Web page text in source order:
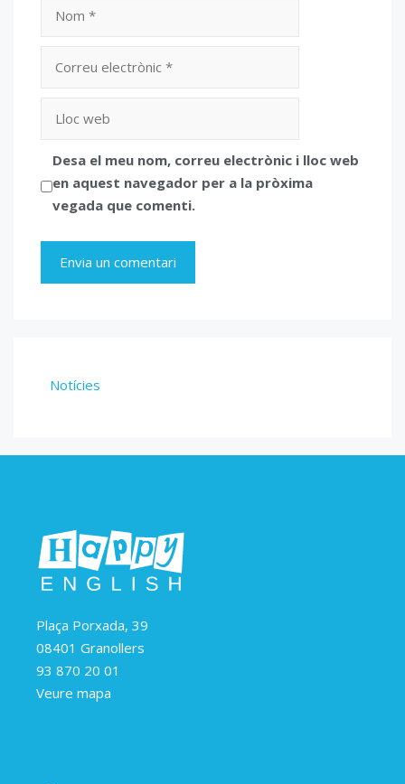
electrònic
web
Desa el meu nom, correu electrònic i lloc web
en aquest navegador per a la pròxima
vegada que comenti.
Notícies
Plaça Porxada, 39
08401 Granollers
93 870 20 01
Veure mapa